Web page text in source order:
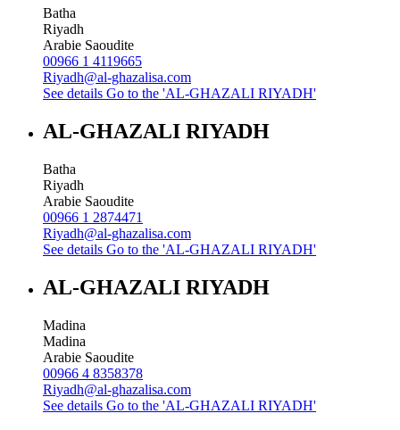
Batha
Riyadh
Arabie Saoudite
00966 1 4119665
Riyadh@al-ghazalisa.com
See details Go to the 'AL-GHAZALI RIYADH'
AL-GHAZALI RIYADH
Batha
Riyadh
Arabie Saoudite
00966 1 2874471
Riyadh@al-ghazalisa.com
See details Go to the 'AL-GHAZALI RIYADH'
AL-GHAZALI RIYADH
Madina
Madina
Arabie Saoudite
00966 4 8358378
Riyadh@al-ghazalisa.com
See details Go to the 'AL-GHAZALI RIYADH'